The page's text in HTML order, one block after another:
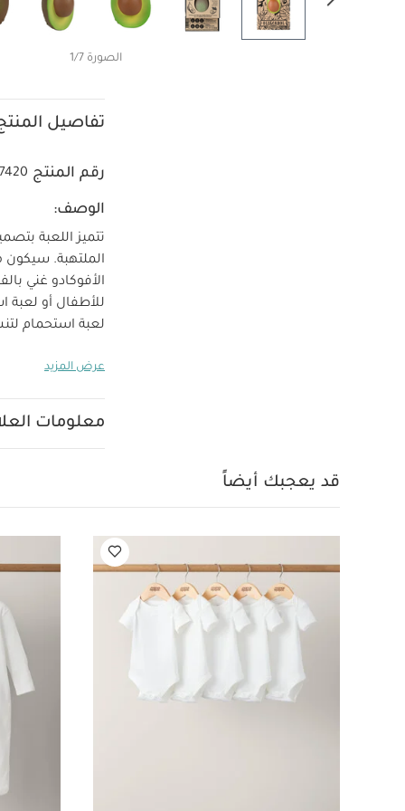
الصورة 1/7
تفاصيل
رقم المنتج
الوصف:
تتميز اللعبة
الملتهبة.
الأفوكادو غني
للأطفال أو لعبة
لتجنب تكون
وآمن عند المضغ
بتصميم مختلف،
قد
قطعة واحدة عضوية
عرض المزيد
معلومات
قد يعجبك أيضاً